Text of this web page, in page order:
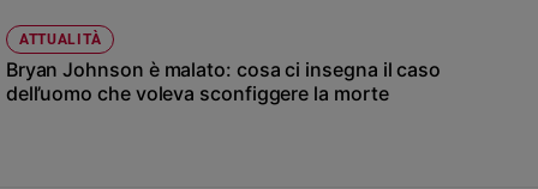
e
giustizia
Sport
ATTUALITÀ
Bryan Johnson è malato: cosa ci insegna il caso
dell’uomo che voleva sconfiggere la morte